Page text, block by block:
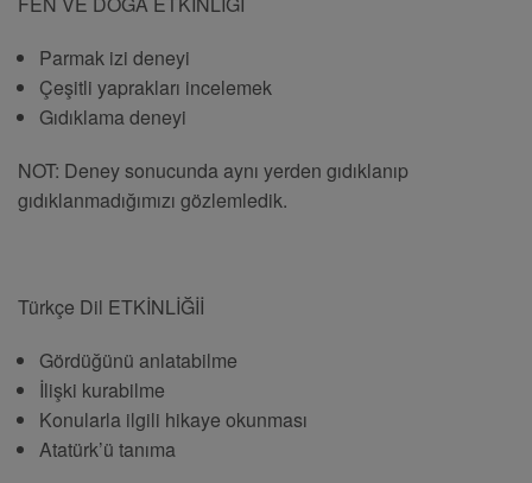
Parmak izi deneyi
Çeşitli yaprakları incelemek
Gıdıklama deneyi
NOT: Deney sonucunda aynı yerden gıdıklanıp
gıdıklanmadığımızı gözlemledik.
Türkçe Dil ETKİNLİĞİİ
Gördüğünü anlatabilme
İlişki kurabilme
Konularla ilgili hikaye okunması
Atatürk’ü tanıma